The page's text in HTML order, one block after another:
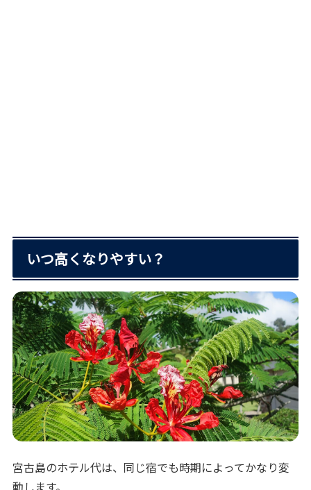
いつ高くなりやすい？
宮古島のホテル代は、同じ宿でも時期によってかなり変
動します。